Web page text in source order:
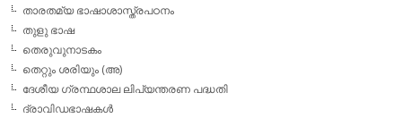
താരതമ്യ ഭാഷാശാസ്ത്രപഠനം
തുളു ഭാഷ
തെരുവുനാടകം
തെറ്റും ശരിയും (അ)
ദേശീയ ഗ്രന്ഥശാല ലിപ്യന്തരണ പദ്ധതി
ദ്രാവിഡഭാഷകള്‍